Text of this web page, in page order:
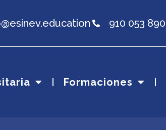
910 053 890
Formaciones